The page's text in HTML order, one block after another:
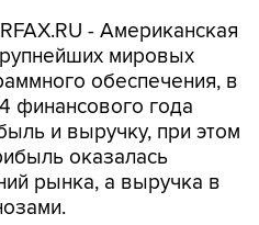
- Американская
мировых
обеспечения, в
финансового года
и выручку, при этом
оказалась
рынка, а выручка в